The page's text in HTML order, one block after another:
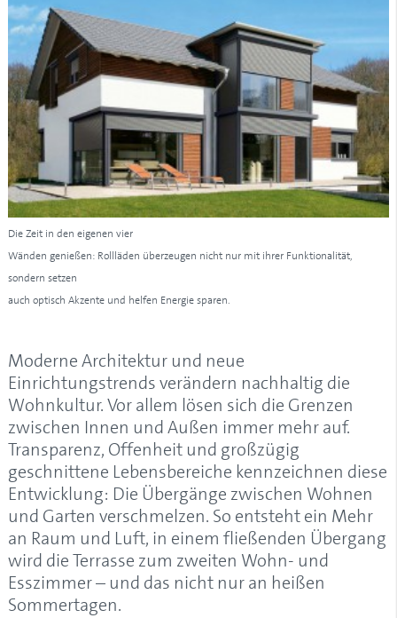
Die Zeit in den eigenen vier
Wänden genießen: Rollläden überzeugen nicht nur mit ihrer Funktionalität,
sondern setzen
auch optisch Akzente und helfen Energie sparen.
Moderne Architektur und neue
Einrichtungstrends verändern nachhaltig die
Wohnkultur. Vor allem lösen sich die Grenzen
zwischen Innen und Außen immer mehr auf.
Transparenz, Offenheit und großzügig
geschnittene Lebensbereiche kennzeichnen diese
Entwicklung: Die Übergänge zwischen Wohnen
und Garten verschmelzen. So entsteht ein Mehr
an Raum und Luft, in einem fließenden Übergang
wird die Terrasse zum zweiten Wohn- und
Esszimmer – und das nicht nur an heißen
Sommertagen.